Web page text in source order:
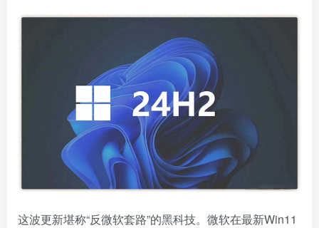
这波更新堪称“反微软套路”的黑科技。微软在最新Win11